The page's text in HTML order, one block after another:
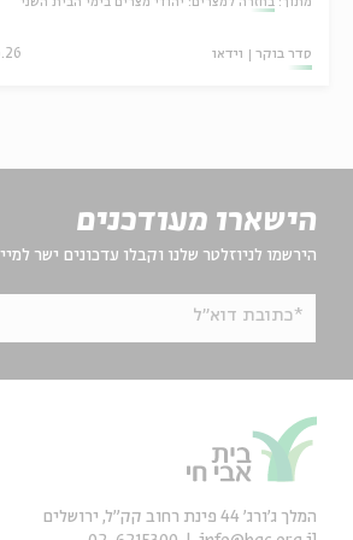
מתוך: בחזרה למצרים: יהודי מצרים בימי הבית השני
סדר בוקר וידאו
הישארו מעודכנים
הירשמו לניוזלטר שלנו וקבלו עדכונים ישר
*כתובת דוא"ל
המלך ג'ורג' 44 פינת רחוב קק״ל, ירושלים